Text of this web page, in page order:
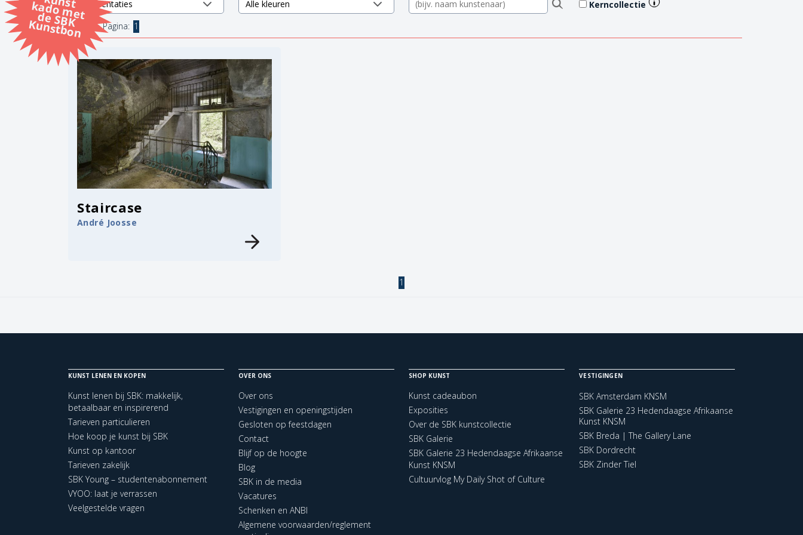
k
d
K
Kerncollectie
1 items. Pagina: 1
Staircase
André Joosse
1
KUNST LENEN EN KOPEN
Kunst lenen bij SBK: makkelijk,
betaalbaar en inspirerend
Tarieven particulieren
Hoe koop je kunst bij SBK
Kunst op kantoor
Tarieven zakelijk
SBK Young – studentenabonnement
VYOO: laat je verrassen
Veelgestelde vragen
OVER ONS
Over ons
Vestigingen en openingstijden
Gesloten op feestdagen
Contact
Blijf op de hoogte
Blog
SBK in de media
Vacatures
Schenken en ANBI
Algemene voorwaarden/reglement
SHOP KUNST
Kunst cadeaubon
Exposities
Over de SBK kunstcollectie
SBK Galerie
SBK Galerie 23 Hedendaagse Afrikaanse
Kunst KNSM
Cultuurvlog My Daily Shot of Culture
VESTIGINGEN
SBK Amsterdam KNSM
SBK Galerie 23 Hedendaagse Afrikaanse
Kunst KNSM
SBK Breda | The Gallery Lane
SBK Dordrecht
SBK Zinder Tiel